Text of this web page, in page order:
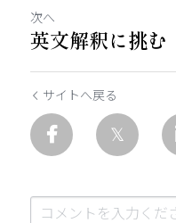
次へ
英文解釈に挑む
サイトへ戻る